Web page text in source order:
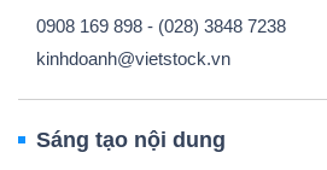
0908 169 898 - (028) 3848 7238
kinhdoanh@vietstock.vn
Sáng tạo nội dung